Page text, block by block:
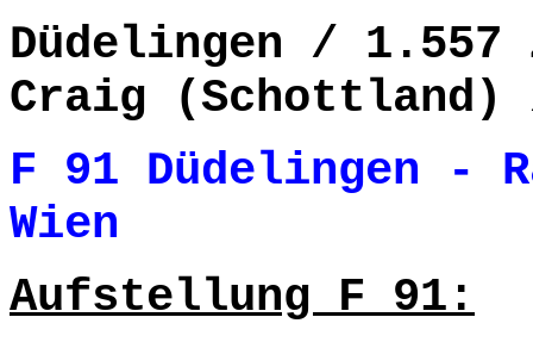
Düdelingen / 1.557
Craig (Schottland)
F 91 Düdelingen -
Wien 1-
Aufstellung F 91: